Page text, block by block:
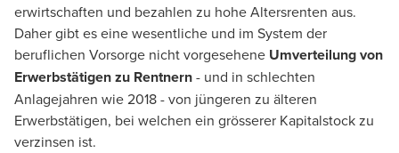
erwirtschaften und bezahlen zu hohe Altersrenten aus.
Daher gibt es eine wesentliche und im System der
beruflichen Vorsorge nicht vorgesehene Umverteilung von
Erwerbstätigen zu Rentnern- und in schlechten
Anlagejahren wie 2018 - von jüngeren zu älteren
Erwerbstätigen, bei welchen ein grösserer Kapitalstock zu
verzinsen ist.